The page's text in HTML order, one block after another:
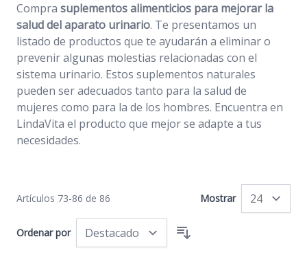
Compra suplementos alimenticios para mejorar la
salud del aparato urinario. Te presentamos un
listado de productos que te ayudarán a eliminar o
prevenir algunas molestias relacionadas con el
sistema urinario. Estos suplementos naturales
pueden ser adecuados tanto para la salud de
mujeres como para la de los hombres. Encuentra en
LindaVita el producto que mejor se adapte a tus
necesidades.
Ordenar por
Artículos 73-86 de 86 Mostrar